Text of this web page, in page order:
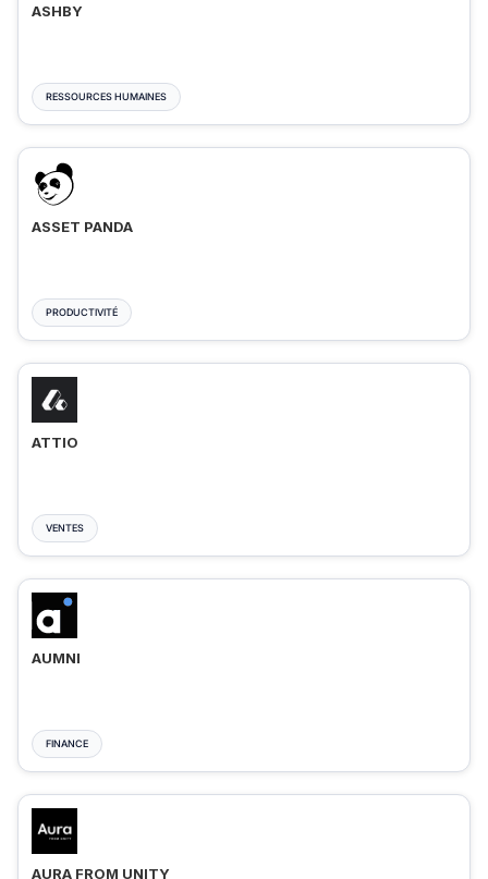
ASHBY
RESSOURCES HUMAINES
ASSET PANDA
PRODUCTIVITÉ
ATTIO
VENTES
AUMNI
FINANCE
AURA FROM UNITY